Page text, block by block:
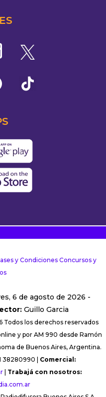
y Condiciones Concursos y
6 de agosto de 2026 -
Guillo Garcia
los derechos reservados
y por AM 990 desde Ramón
de Buenos Aires, Argentina.
38280990 | Comercial:
| Trabajá con nosotros: